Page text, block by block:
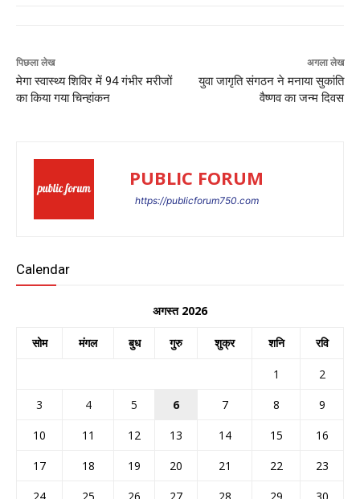
पिछला लेख
मेगा स्वास्थ्य शिविर में 94 गंभीर मरीजों
का किया गया चिन्हांकन
अगला लेख
युवा जागृति संगठन ने मनाया सुकांति
वैष्णव का जन्म दिवस
PUBLIC FORUM
https://publicforum750.com
Calendar
अगस्त 2026
सोम मंगल बुध गुरु शुक्र शनि रवि
1
2
3
4 5 6 7 8
9
10
11 12 13 14 15
16
17
18 19 20 21 22
23